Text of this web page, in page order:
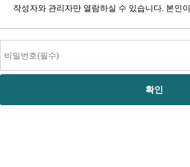
작성자와 관리자만 열람하실 수 있습니다. 본인